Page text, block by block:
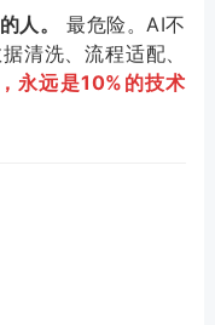
人。
最危险。AI不
清洗、流程适配、
永远是10%的技术